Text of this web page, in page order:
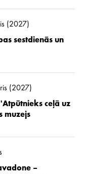
(2027)
sestdienās un
(2027)
ceļā uz
muzejs
–